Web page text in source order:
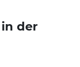
der